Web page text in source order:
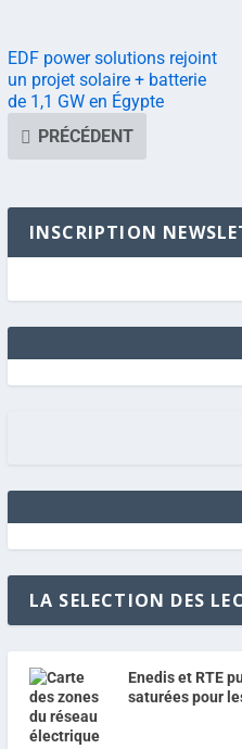
EDF power solutions rejoint
un projet solaire + batterie
de 1,1 GW en Égypte
PRÉCÉDENT
INSCRIPTION
LA SELECTION DES
Enedis et RTE
saturées pour